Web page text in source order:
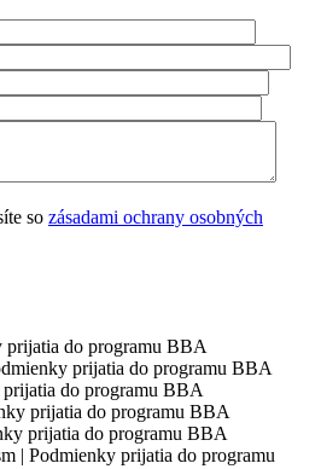
so zásadami ochrany osobných